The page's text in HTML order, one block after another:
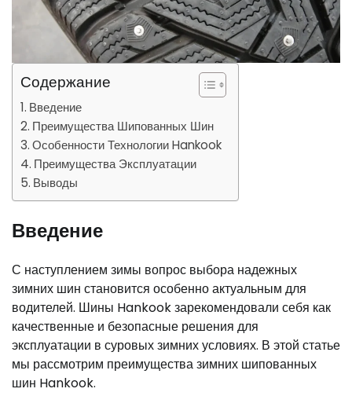
Содержание
Введение
Преимущества Шипованных Шин
Особенности Технологии Hankook
Преимущества Эксплуатации
Выводы
Введение
С наступлением зимы вопрос выбора надежных
зимних шин становится особенно актуальным для
водителей. Шины Hankook зарекомендовали себя как
качественные и безопасные решения для
эксплуатации в суровых зимних условиях. В этой статье
мы рассмотрим преимущества зимних шипованных
шин Hankook.